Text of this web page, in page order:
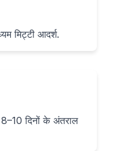
मिट्टी आदर्श.
8–10 दिनों के अंतराल